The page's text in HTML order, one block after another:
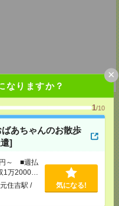
なりますか？
1/10
ばあちゃんのお散歩
]
円～ ■週払
万2000円
住吉駅 /
気になる!
×
へ
！